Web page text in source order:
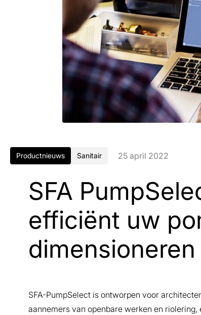
Productnieuws Sanitair 25 april 2022
SFA
efficiënt uw
dimensioneren
SFA-PumpSelect is ontworpen voor
aannemers van openbare werken en